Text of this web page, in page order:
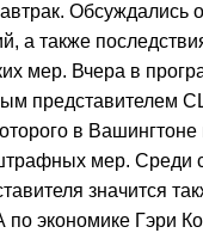
Обсуждались
а также
мер. Вчера в
представителем
в Вашингтоне
мер. Среди
значится
экономике Гэри